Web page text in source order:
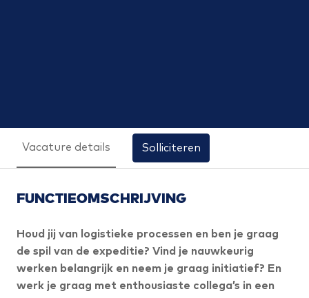
Vacature details Solliciteren
FUNCTIEOMSCHRIJVING
Houd jij van logistieke processen en ben je graag
de spil van de expeditie? Vind je nauwkeurig
werken belangrijk en neem je graag initiatief? En
werk je graag met enthousiaste collega’s in een